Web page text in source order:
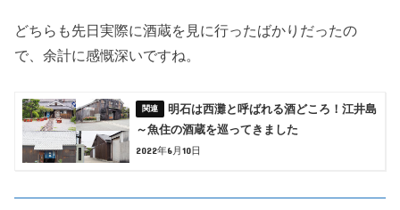
どちらも先日実際に酒蔵を見に行ったばかりだったの
で、余計に感慨深いですね。
明石は西灘と呼ばれる酒どころ！江井島
～魚住の酒蔵を巡ってきました
2022年6月10日